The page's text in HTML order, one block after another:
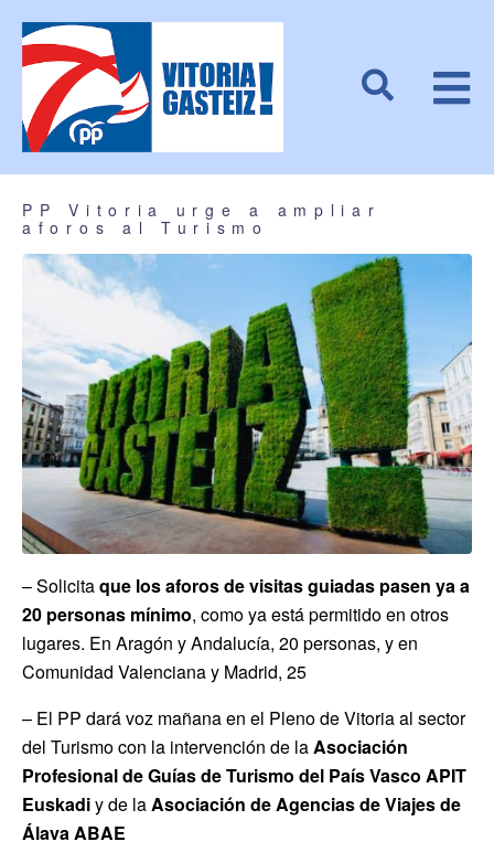
PP Vitoria urge a ampliar
aforos al Turismo
– Solicitaque los aforos de visitas guiadas pasen ya a
20 personas mínimo, como ya está permitido en otros
lugares. En Aragón y Andalucía, 20 personas, y en
Comunidad Valenciana y Madrid, 25
– El PP dará voz mañana en el Pleno de Vitoria al sector
del Turismo con la intervención de laAsociación
Profesional de Guías de Turismo del País Vasco APIT
Euskadiy de laAsociación de Agencias de Viajes de
Álava ABAE